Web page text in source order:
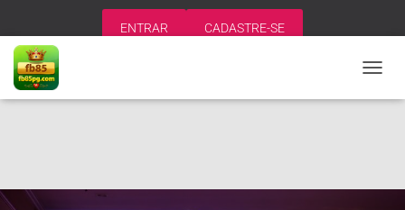
ENTRAR CADASTRE-SE
L